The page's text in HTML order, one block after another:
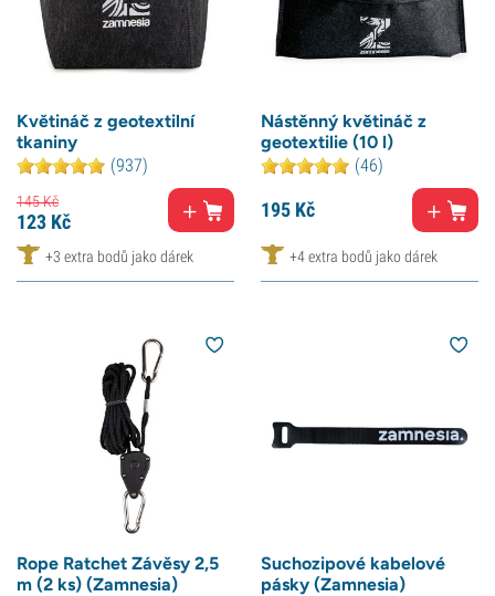
Květináč z geotextilní
tkaniny
(937)
145Kč
123 Kč
+3 extra bodů jako dárek
Nástěnný květináč z
geotextilie (10 l)
(46)
195 Kč
+4 extra bodů jako dárek
Rope Ratchet Závěsy 2,5
m (2 ks) (Zamnesia)
Suchozipové kabelové
pásky (Zamnesia)